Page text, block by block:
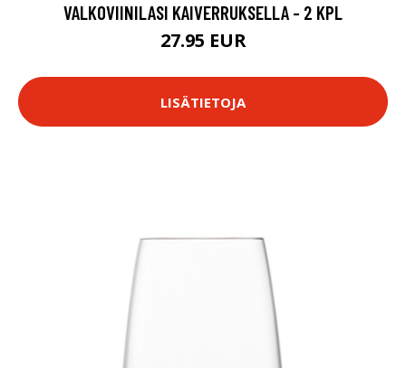
VALKOVIINILASI KAIVERRUKSELLA - 2 KPL
27.95 EUR
LISÄTIETOJA